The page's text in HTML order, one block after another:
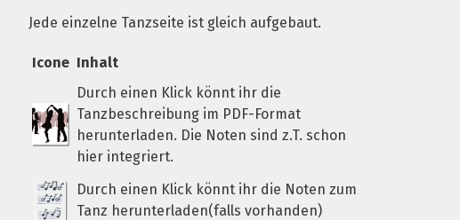
Jede einzelne Tanzseite ist gleich aufgebaut.
Icone Inhalt
Durch einen Klick könnt ihr die
Tanzbeschreibung im PDF-Format
herunterladen. Die Noten sind z.T. schon
hier integriert.
Durch einen Klick könnt ihr die Noten zum
Tanz herunterladen(falls vorhanden)